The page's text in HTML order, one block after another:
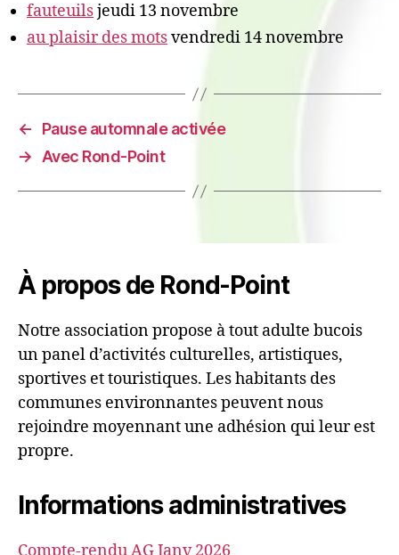
fauteuilsjeudi 13 novembre
au plaisir des motsvendredi 14 novembre
←
Pause automnale activée
→
Avec Rond-Point
À propos de Rond-Point
Notre association propose à tout adulte bucois
un panel d’activités culturelles, artistiques,
sportives et touristiques. Les habitants des
communes environnantes peuvent nous
rejoindre moyennant une adhésion qui leur est
propre.
Informations administratives